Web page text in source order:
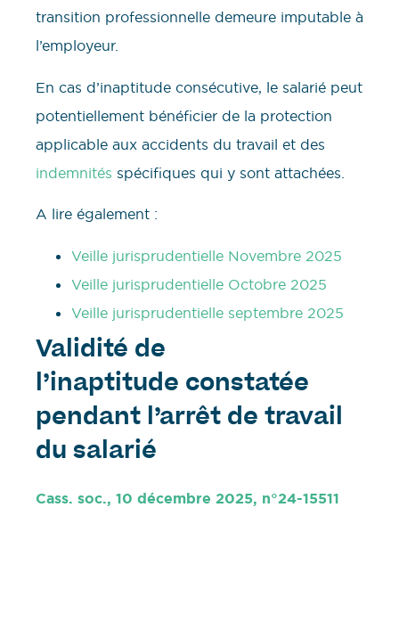
transition professionnelle demeure imputable à
l’employeur.
En cas d’inaptitude consécutive, le salarié peut
potentiellement bénéficier de la protection
applicable aux accidents du travail et des
indemnités spécifiques qui y sont attachées.
A lire également :
Veille jurisprudentielle Novembre 2025
Veille jurisprudentielle Octobre 2025
Veille jurisprudentielle septembre 2025
Validité de
l’inaptitude constatée
pendant l’arrêt de travail
du salarié
Cass. soc., 10 décembre 2025, n°24-15511